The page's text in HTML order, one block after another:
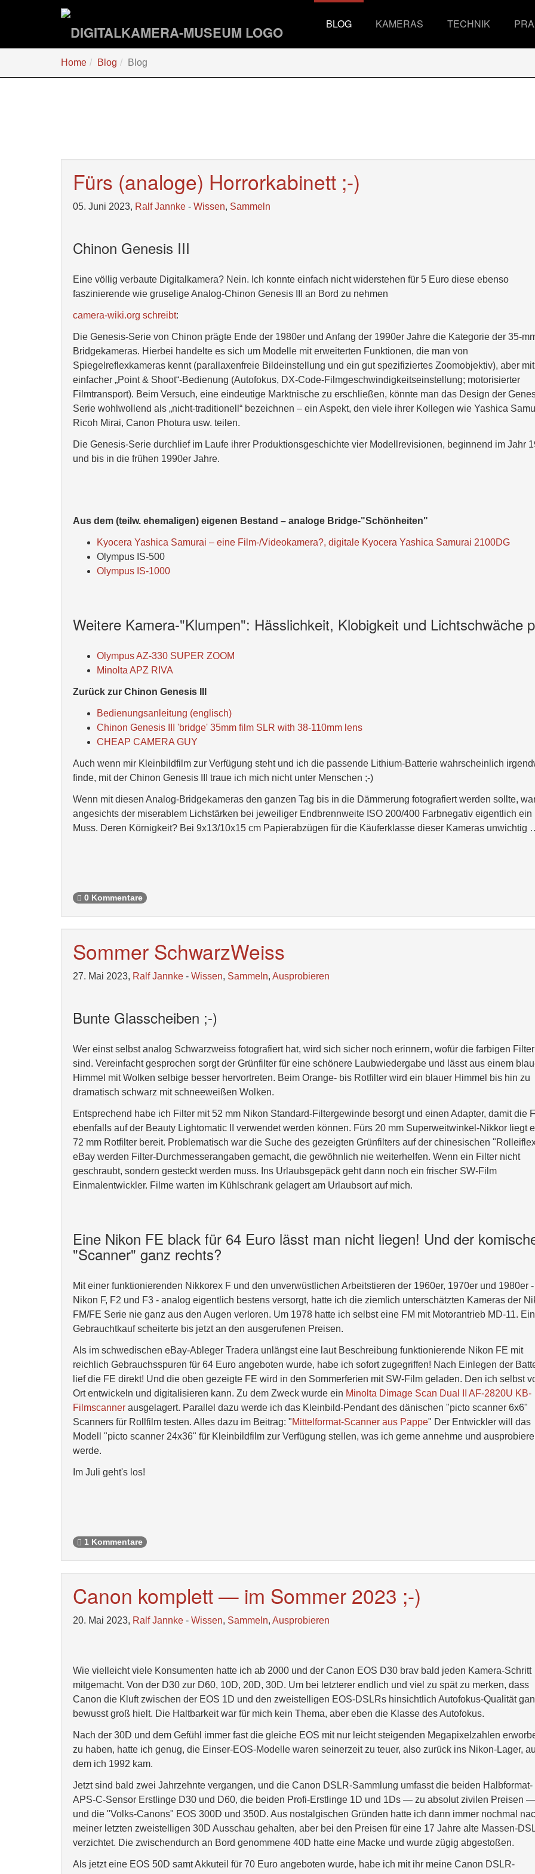
BLOG KAMERAS TECHNIK
sind
Home Blog Blog
Fürs (analoge) Horrorkabinett ;-)
05. Juni 2023, Ralf Jannke - Wissen, Sammeln
Chinon Genesis III
Eine völlig verbaute Digitalkamera? Nein. Ich konnte einfach nicht widerstehen für 5 Euro diese ebenso
faszinierende wie gruselige Analog-Chinon Genesis III an Bord zu nehmen
camera-wiki.org schreibt:
Die Genesis-Serie von Chinon prägte Ende der 1980er und Anfang der 1990er Jahre die Kategorie der 35-
Bridgekameras. Hierbei handelte es sich um Modelle mit erweiterten Funktionen, die man von
Spiegelreflexkameras kennt (parallaxenfreie Bildeinstellung und ein gut spezifiziertes Zoomobjektiv), aber mit
einfacher „Point & Shoot“-Bedienung (Autofokus, DX-Code-Filmgeschwindigkeitseinstellung; motorisierter
Filmtransport). Beim Versuch, eine eindeutige Marktnische zu erschließen, könnte man das Design der
Serie wohlwollend als „nicht-traditionell“ bezeichnen – ein Aspekt, den viele ihrer Kollegen wie Yashica
Ricoh Mirai, Canon Photura usw. teilen.
Die Genesis-Serie durchlief im Laufe ihrer Produktionsgeschichte vier Modellrevisionen, beginnend im Jahr
und bis in die frühen 1990er Jahre.
Aus dem (teilw. ehemaligen) eigenen Bestand – analoge Bridge-"Schönheiten"
Kyocera Yashica Samurai – eine Film-/Videokamera?, digitale Kyocera Yashica Samurai 2100DG
Olympus IS-500
Olympus IS-1000
Weitere Kamera-"Klumpen": Hässlichkeit, Klobigkeit und Lichtschwäche
Olympus AZ-330 SUPER ZOOM
Minolta APZ RIVA
Zurück zur Chinon Genesis III
Bedienungsanleitung (englisch)
Chinon Genesis III 'bridge' 35mm film SLR with 38-110mm lens
CHEAP CAMERA GUY
Auch wenn mir Kleinbildfilm zur Verfügung steht und ich die passende Lithium-Batterie wahrscheinlich
finde, mit der Chinon Genesis III traue ich mich nicht unter Menschen ;-)
Wenn mit diesen Analog-Bridgekameras den ganzen Tag bis in die Dämmerung fotografiert werden sollte,
angesichts der miserablem Lichstärken bei jeweiliger Endbrennweite ISO 200/400 Farbnegativ eigentlich ein
Muss. Deren Körnigkeit? Bei 9x13/10x15 cm Papierabzügen für die Käuferklasse dieser Kameras unwichtig
0 Kommentare
Sommer SchwarzWeiss
27. Mai 2023, Ralf Jannke - Wissen, Sammeln, Ausprobieren
Bunte Glasscheiben ;-)
Wer einst selbst analog Schwarzweiss fotografiert hat, wird sich sicher noch erinnern, wofür die farbigen
sind. Vereinfacht gesprochen sorgt der Grünfilter für eine schönere Laubwiedergabe und lässt aus einem
Himmel mit Wolken selbige besser hervortreten. Beim Orange- bis Rotfilter wird ein blauer Himmel bis hin zu
dramatisch schwarz mit schneeweißen Wolken.
Entsprechend habe ich Filter mit 52 mm Nikon Standard-Filtergewinde besorgt und einen Adapter, damit die
ebenfalls auf der Beauty Lightomatic II verwendet werden können. Fürs 20 mm Superweitwinkel-Nikkor liegt
72 mm Rotfilter bereit. Problematisch war die Suche des gezeigten Grünfilters auf der chinesischen
eBay werden Filter-Durchmesserangaben gemacht, die gewöhnlich nie weiterhelfen. Wenn ein Filter nicht
geschraubt, sondern gesteckt werden muss. Ins Urlaubsgepäck geht dann noch ein frischer SW-Film
Einmalentwickler. Filme warten im Kühlschrank gelagert am Urlaubsort auf mich.
Eine Nikon FE black für 64 Euro lässt man nicht liegen! Und der
"Scanner" ganz rechts?
Mit einer funktionierenden Nikkorex F und den unverwüstlichen Arbeitstieren der 1960er, 1970er und 1980er -
Nikon F, F2 und F3 - analog eigentlich bestens versorgt, hatte ich die ziemlich unterschätzten Kameras der
FM/FE Serie nie ganz aus den Augen verloren. Um 1978 hatte ich selbst eine FM mit Motorantrieb MD-11. Ein
Gebrauchtkauf scheiterte bis jetzt an den ausgerufenen Preisen.
Als im schwedischen eBay-Ableger Tradera unlängst eine laut Beschreibung funktionierende Nikon FE mit
reichlich Gebrauchsspuren für 64 Euro angeboten wurde, habe ich sofort zugegriffen! Nach Einlegen der
lief die FE direkt! Und die oben gezeigte FE wird in den Sommerferien mit SW-Film geladen. Den ich selbst
Ort entwickeln und digitalisieren kann. Zu dem Zweck wurde ein Minolta Dimage Scan Dual II AF-2820U KB-
Filmscanner ausgelagert. Parallel dazu werde ich das Kleinbild-Pendant des dänischen "picto scanner 6x6"
Scanners für Rollfilm testen. Alles dazu im Beitrag: "Mittelformat-Scanner aus Pappe" Der Entwickler will das
Modell "picto scanner 24x36" für Kleinbildfilm zur Verfügung stellen, was ich gerne annehme und
werde.
Im Juli geht's los!
1 Kommentare
Canon komplett — im Sommer 2023 ;-)
20. Mai 2023, Ralf Jannke - Wissen, Sammeln, Ausprobieren
Wie vielleicht viele Konsumenten hatte ich ab 2000 und der Canon EOS D30 brav bald jeden Kamera-Schritt
mitgemacht. Von der D30 zur D60, 10D, 20D, 30D. Um bei letzterer endlich und viel zu spät zu merken, dass
Canon die Kluft zwischen der EOS 1D und den zweistelligen EOS-DSLRs hinsichtlich Autofokus-Qualität
bewusst groß hielt. Die Haltbarkeit war für mich kein Thema, aber eben die Klasse des Autofokus.
Nach der 30D und dem Gefühl immer fast die gleiche EOS mit nur leicht steigenden Megapixelzahlen
zu haben, hatte ich genug, die Einser-EOS-Modelle waren seinerzeit zu teuer, also zurück ins Nikon-Lager,
dem ich 1992 kam.
Jetzt sind bald zwei Jahrzehnte vergangen, und die Canon DSLR-Sammlung umfasst die beiden Halbformat-
APS-C-Sensor Erstlinge D30 und D60, die beiden Profi-Erstlinge 1D und 1Ds — zu absolut zivilen Preisen —
und die "Volks-Canons" EOS 300D und 350D. Aus nostalgischen Gründen hatte ich dann immer nochmal
meiner letzten zweistelligen 30D Ausschau gehalten, aber bei den Preisen für eine 17 Jahre alte Massen-
verzichtet. Die zwischendurch an Bord genommene 40D hatte eine Macke und wurde zügig abgestoßen.
Als jetzt eine EOS 50D samt Akkuteil für 70 Euro angeboten wurde, habe ich mit ihr meine Canon DSLR-